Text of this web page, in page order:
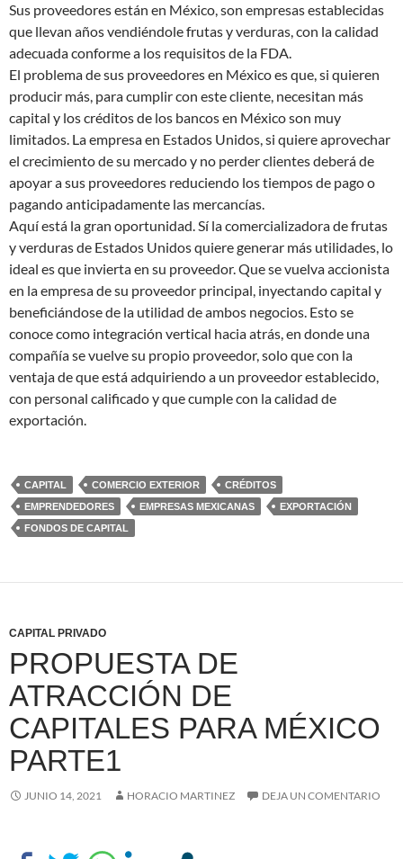
Sus proveedores están en México, son empresas establecidas
que llevan años vendiéndole frutas y verduras, con la calidad
adecuada conforme a los requisitos de la FDA.
El problema de sus proveedores en México es que, si quieren
producir más, para cumplir con este cliente, necesitan más
capital y los créditos de los bancos en México son muy
limitados. La empresa en Estados Unidos, si quiere aprovechar
el crecimiento de su mercado y no perder clientes deberá de
apoyar a sus proveedores reduciendo los tiempos de pago o
pagando anticipadamente las mercancías.
Aquí está la gran oportunidad. Sí la comercializadora de frutas
y verduras de Estados Unidos quiere generar más utilidades, lo
ideal es que invierta en su proveedor. Que se vuelva accionista
en la empresa de su proveedor principal, inyectando capital y
beneficiándose de la utilidad de ambos negocios. Esto se
conoce como integración vertical hacia atrás, en donde una
compañía se vuelve su propio proveedor, solo que con la
ventaja de que está adquiriendo a un proveedor establecido,
con personal calificado y que cumple con la calidad de
exportación.
CAPITAL COMERCIO EXTERIOR
CRÉDITOS
EMPRENDEDORES
EMPRESAS MEXICANAS
EXPORTACIÓN
FONDOS DE CAPITAL
CAPITAL PRIVADO
PROPUESTA DE
ATRACCIÓN DE
CAPITALES PARA MÉXICO
PARTE1
JUNIO 14, 2021 HORACIO MARTINEZ DEJA UN COMENTARIO